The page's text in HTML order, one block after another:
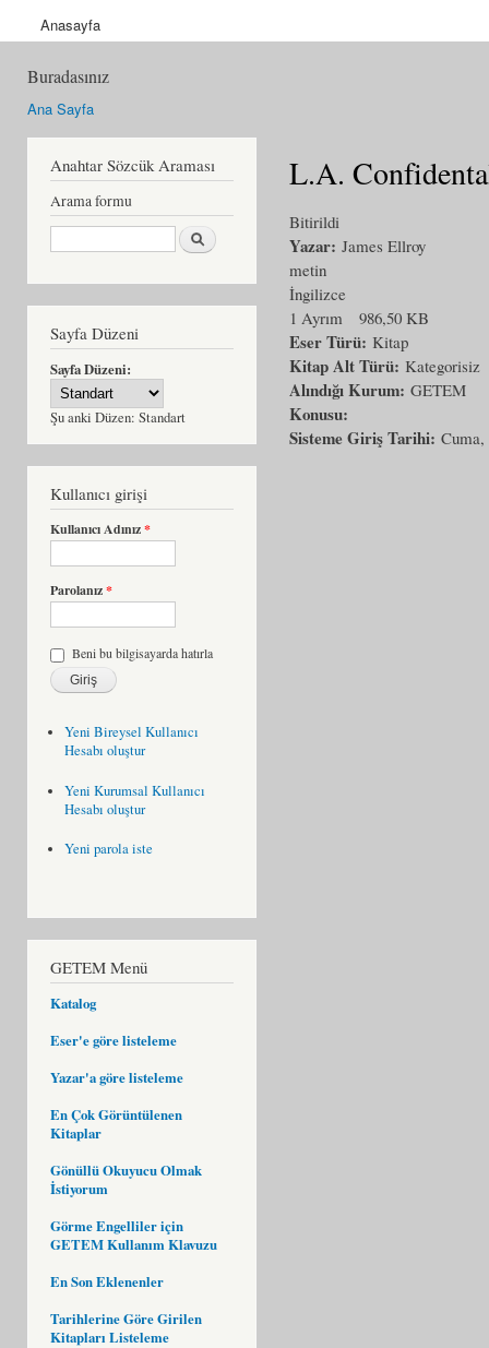
Anasayfa
Buradasınız
Ana Sayfa
Anahtar Sözcük Araması
Arama formu
Ara
Sayfa Düzeni
Sayfa Düzeni:
Şu anki Düzen: Standart
Kullanıcı girişi
Kullanıcı Adınız*
Parolanız*
Beni bu bilgisayarda hatırla
Yeni Bireysel Kullanıcı
Hesabı oluştur
Yeni Kurumsal Kullanıcı
Hesabı oluştur
Yeni parola iste
GETEM Menü
Katalog
Eser'e göre listeleme
Yazar'a göre listeleme
En Çok Görüntülenen
Kitaplar
Gönüllü Okuyucu Olmak
İstiyorum
Görme Engelliler için
GETEM Kullanım Klavuzu
En Son Eklenenler
Tarihlerine Göre Girilen
Kitapları Listeleme
L.A.
Bitirildi
Yazar: James Ellroy
metin
İngilizce
1 Ayrım
986,50 KB
Eser Türü: Kitap
Kitap Alt Türü: Kategorisiz
Alındığı Kurum: GETEM
Konusu:
Sisteme Giriş Tarihi: Cuma,